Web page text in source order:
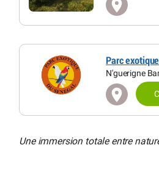
Parc
N'guerigne
Une immersion totale entre